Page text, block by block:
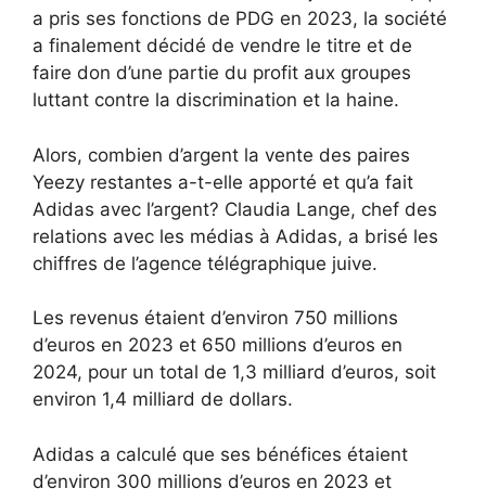
a pris ses fonctions de PDG en 2023, la société
a finalement décidé de vendre le titre et de
faire don d’une partie du profit aux groupes
luttant contre la discrimination et la haine.
Alors, combien d’argent la vente des paires
Yeezy restantes a-t-elle apporté et qu’a fait
Adidas avec l’argent? Claudia Lange, chef des
relations avec les médias à Adidas, a brisé les
chiffres de l’agence télégraphique juive.
Les revenus étaient d’environ 750 millions
d’euros en 2023 et 650 millions d’euros en
2024, pour un total de 1,3 milliard d’euros, soit
environ 1,4 milliard de dollars.
Adidas a calculé que ses bénéfices étaient
d’environ 300 millions d’euros en 2023 et